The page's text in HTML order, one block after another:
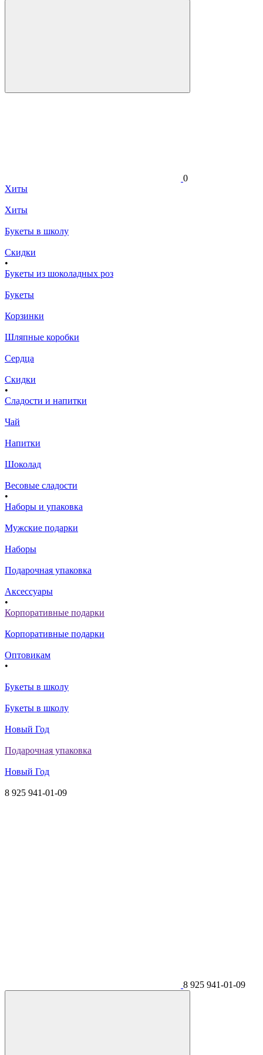
0
Хиты
Хиты
Букеты в школу
Скидки
•
Букеты из шоколадных роз
Букеты
Корзинки
Шляпные коробки
Сердца
Скидки
•
Сладости и напитки
Чай
Напитки
Шоколад
Весовые сладости
•
Наборы и упаковка
Мужские подарки
Наборы
Подарочная упаковка
Аксессуары
•
Корпоративные подарки
Корпоративные подарки
Оптовикам
•
Букеты в школу
Букеты в школу
Новый Год
Подарочная упаковка
Новый Год
8 925 941-01-09
8 925 941-01-09